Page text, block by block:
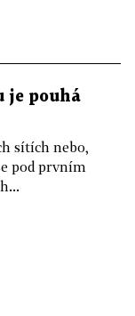
je pouhá
sítích nebo,
pod prvním